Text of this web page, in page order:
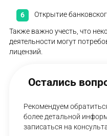
Открытие
Также важно учесть, что
деятельности могут
лицензий.
Остались
Рекомендуем
более детальной
записаться на